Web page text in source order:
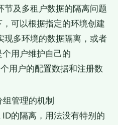
节及多租户数据的隔离问题
可以根据指定的环境创建
现多环境的数据隔离，或者
用户维护自己的
用户的配置数据和注册数
管理的机制
的隔离，用法没有特别的